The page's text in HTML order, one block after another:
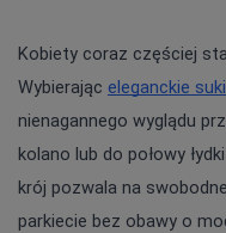
Kobiety coraz częściej
Wybierając eleganckie
nienagannego wyglądu
kolano lub do połowy
krój pozwala na
parkiecie bez obawy o